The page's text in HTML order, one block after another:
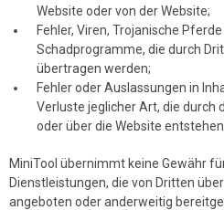
Website oder von der Website;
Fehler, Viren, Trojanische
Schadprogramme, die durch
übertragen werden;
Fehler oder Auslassungen in
Verluste jeglicher Art, die durch
oder über die Website entstehen.
MiniTool übernimmt keine Gewähr
Dienstleistungen, die von Dritten
angeboten oder anderweitig